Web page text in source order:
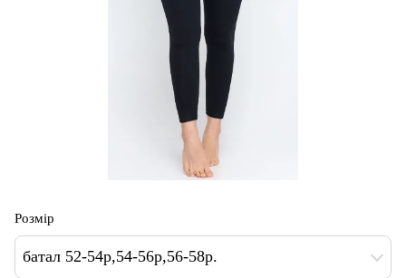
Розмір
батал 52-54р,54-56р,56-58р.